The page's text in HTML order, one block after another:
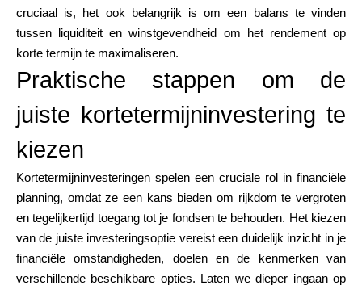
cruciaal is, het ook belangrijk is om een balans te vinden
tussen liquiditeit en winstgevendheid om het rendement op
korte termijn te maximaliseren.
Praktische stappen om de
juiste kortetermijninvestering te
kiezen
Kortetermijninvesteringen spelen een cruciale rol in financiële
planning, omdat ze een kans bieden om rijkdom te vergroten
en tegelijkertijd toegang tot je fondsen te behouden. Het kiezen
van de juiste investeringsoptie vereist een duidelijk inzicht in je
financiële omstandigheden, doelen en de kenmerken van
verschillende beschikbare opties. Laten we dieper ingaan op